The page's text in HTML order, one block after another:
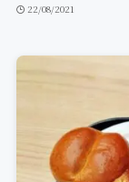
22/08/2021